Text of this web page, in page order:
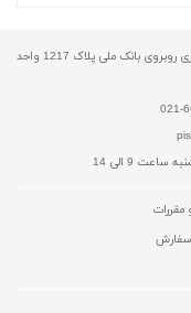
دفتر مرکزی : تهران - خیابان ولی عصر - نرسیده به جمهوری روبروی بانک ملی پلاک 1217 واحد
مقررات